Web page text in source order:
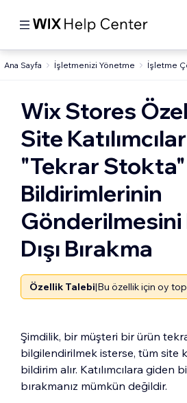
Ana Sayfa İşletmenizi Yönetme İşletme
Wix Stores
Site
"Tekrar Stokta"
Bildirimlerinin
Gönderilmesini
Dışı Bırakma
Özellik Talebi|Bu özellik için oy
Şimdilik, bir müşteri bir ürün
bilgilendirilmek isterse, tüm site
bildirim alır. Katılımcılara giden
bırakmanız mümkün değildir.